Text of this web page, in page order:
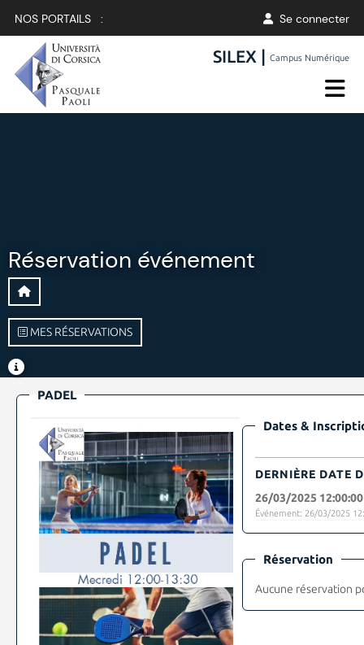
NOS PORTAILS : Se connecter
SILEX |Campus Numérique
Réservation événement
MES RÉSERVATIONS
PADEL
Dates &
DERNIÈRE DATE
26/03/2025 12:00:00
Événement: 26/03/2025
Réservation
Aucune réservation